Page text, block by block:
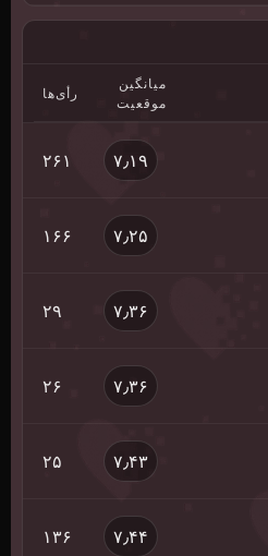
میانگین
موقعیت
رأی‌ها
۷٫۱۹ ۲۶۱
۷٫۲۵ ۱۶۶
۷٫۳۶ ۲۹
۷٫۳۶ ۲۶
۷٫۴۳ ۲۵
۷٫۴۴ ۱۳۶